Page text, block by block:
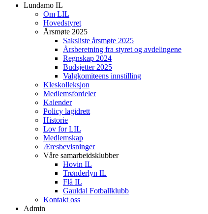
Lundamo IL
Om LIL
Hovedstyret
Årsmøte 2025
Saksliste årsmøte 2025
Årsberetning fra styret og avdelingene
Regnskap 2024
Budsjetter 2025
Valgkomiteens innstilling
Kleskolleksjon
Medlemsfordeler
Kalender
Policy lagidrett
Historie
Lov for LIL
Medlemskap
Æresbevisninger
Våre samarbeidsklubber
Hovin IL
Trønderlyn IL
Flå IL
Gauldal Fotballklubb
Kontakt oss
Admin